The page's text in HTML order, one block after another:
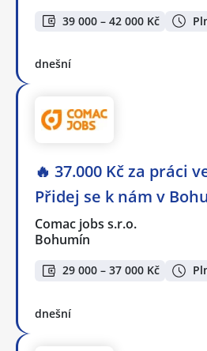
39 000 – 42 000 Kč
dnešní
🔥 37.000 Kč za práci
Přidej se k nám v
Comac jobs s.r.o.
Bohumín
29 000 – 37 000 Kč
dnešní